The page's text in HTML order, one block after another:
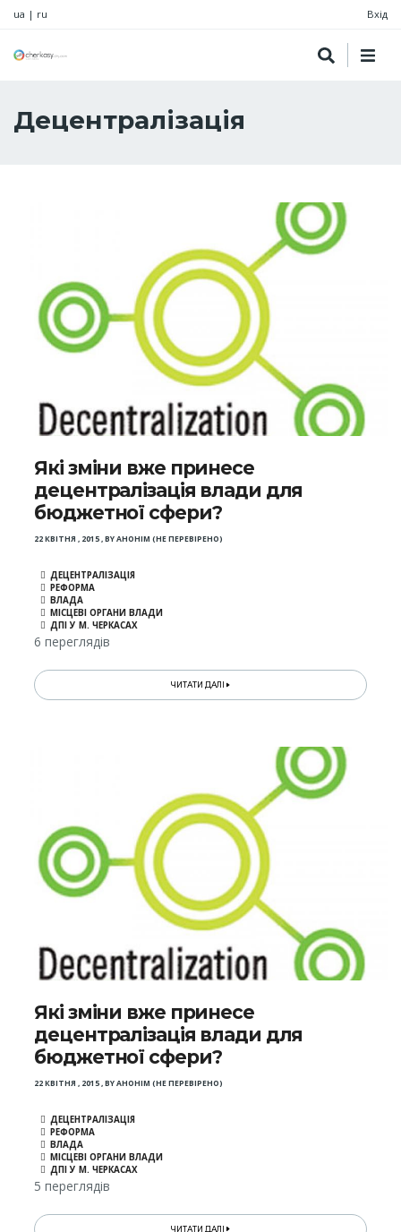
ua | ru Вхід
Децентралізація
Які зміни вже принесе
децентралізація влади для
бюджетної сфери?
22 КВІТНЯ , 2015,BYАНОНІМ (НЕ ПЕРЕВІРЕНО)
ДЕЦЕНТРАЛІЗАЦІЯ
РЕФОРМА
ВЛАДА
МІСЦЕВІ ОРГАНИ ВЛАДИ
ДПІ У М. ЧЕРКАСАХ
6 переглядів
ЧИТАТИ ДАЛІ
Які зміни вже принесе
децентралізація влади для
бюджетної сфери?
22 КВІТНЯ , 2015,BYАНОНІМ (НЕ ПЕРЕВІРЕНО)
ДЕЦЕНТРАЛІЗАЦІЯ
РЕФОРМА
ВЛАДА
МІСЦЕВІ ОРГАНИ ВЛАДИ
ДПІ У М. ЧЕРКАСАХ
5 переглядів
ЧИТАТИ ДАЛІ